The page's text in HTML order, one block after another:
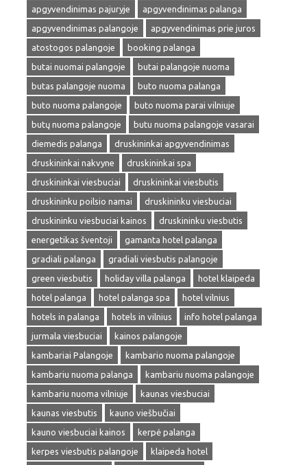
apgyvendinimas pajuryje
apgyvendinimas palanga
apgyvendinimas palangoje
apgyvendinimas prie juros
atostogos palangoje
booking palanga
butai nuomai palangoje
butai palangoje nuoma
butas palangoje nuoma
buto nuoma palanga
buto nuoma palangoje
buto nuoma parai vilniuje
butų nuoma palangoje
butu nuoma palangoje vasarai
diemedis palanga
druskininkai apgyvendinimas
druskininkai nakvyne
druskininkai spa
druskininkai viesbuciai
druskininkai viesbutis
druskininku poilsio namai
druskininku viesbuciai
druskininku viesbuciai kainos
druskininku viesbutis
energetikas šventoji
gamanta hotel palanga
gradiali palanga
gradiali viesbutis palangoje
green viesbutis
holiday villa palanga
hotel klaipeda
hotel palanga
hotel palanga spa
hotel vilnius
hotels in palanga
hotels in vilnius
info hotel palanga
jurmala viesbuciai
kainos palangoje
kambariai Palangoje
kambario nuoma palangoje
kambariu nuoma palanga
kambariu nuoma palangoje
kambariu nuoma vilniuje
kaunas viesbuciai
kaunas viesbutis
kauno viešbučiai
kauno viesbuciai kainos
kerpė palanga
kerpes viesbutis palangoje
klaipeda hotel